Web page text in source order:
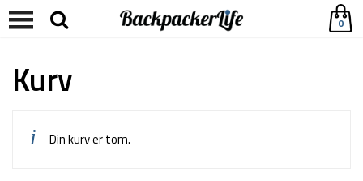
0
Kurv
Din kurv er tom.